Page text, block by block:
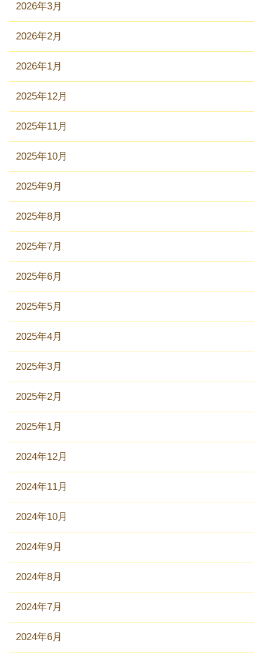
2026年3月
2026年2月
2026年1月
2025年12月
2025年11月
2025年10月
2025年9月
2025年8月
2025年7月
2025年6月
2025年5月
2025年4月
2025年3月
2025年2月
2025年1月
2024年12月
2024年11月
2024年10月
2024年9月
2024年8月
2024年7月
2024年6月